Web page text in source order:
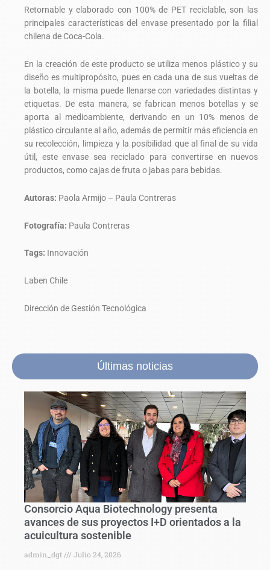
Retornable y elaborado con 100% de PET reciclable, son las
principales características del envase presentado por la filial
chilena de Coca-Cola.
En la creación de este producto se utiliza menos plástico y su
diseño es multipropósito, pues en cada una de sus vueltas de
la botella, la misma puede llenarse con variedades distintas y
etiquetas. De esta manera, se fabrican menos botellas y se
aporta al medioambiente, derivando en un 10% menos de
plástico circulante al año, además de permitir más eficiencia en
su recolección, limpieza y la posibilidad que al final de su vida
útil, este envase sea reciclado para convertirse en nuevos
productos, como cajas de fruta o jabas para bebidas.
Autoras: Paola Armijo – Paula Contreras
Fotografía: Paula Contreras
Tags: Innovación
Laben Chile
Dirección de Gestión Tecnológica
Últimas noticias
Consorcio Aqua Biotechnology presenta
avances de sus proyectos I+D orientados a la
acuicultura sostenible
admin_dgt Julio 24, 2026